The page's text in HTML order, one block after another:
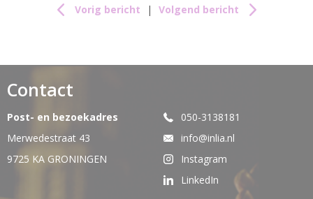
Vorig bericht | Volgend bericht
Contact
Post- en bezoekadres
Merwedestraat 43
9725 KA GRONINGEN
050-3138181
info@inlia.nl
Instagram
LinkedIn